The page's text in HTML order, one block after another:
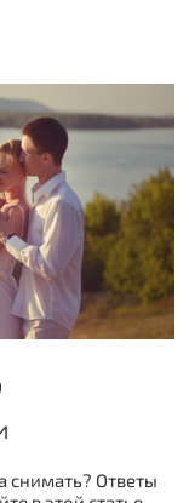
снимать? Ответы